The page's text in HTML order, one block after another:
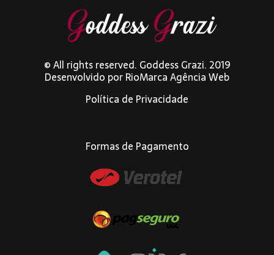
© All rights reserved. Goddess Grazi. 2019
Desenvolvido porRioMarca Agência Web
Política de Privacidade
Formas de Pagamento